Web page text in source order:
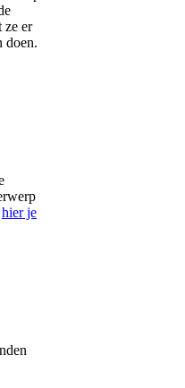
ze er
doen.
hier je